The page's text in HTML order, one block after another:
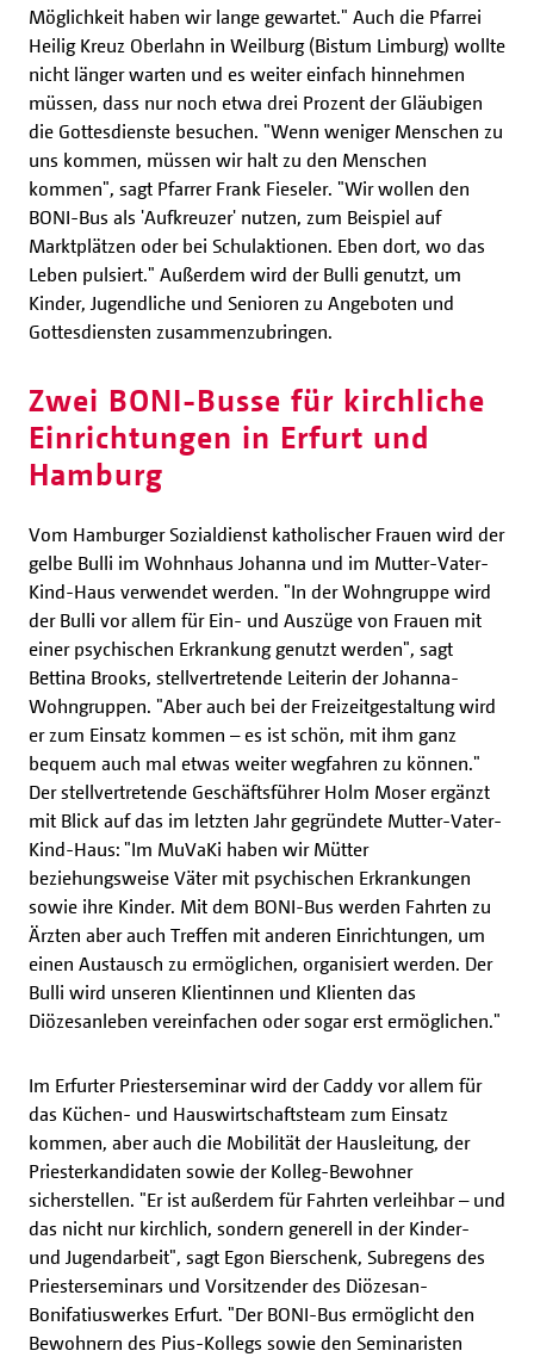
Möglichkeit haben wir lange gewartet." Auch die Pfarrei
Heilig Kreuz Oberlahn in Weilburg (Bistum Limburg) wollte
nicht länger warten und es weiter einfach hinnehmen
müssen, dass nur noch etwa drei Prozent der Gläubigen
die Gottesdienste besuchen. "Wenn weniger Menschen zu
uns kommen, müssen wir halt zu den Menschen
kommen", sagt Pfarrer Frank Fieseler. "Wir wollen den
BONI-Bus als 'Aufkreuzer' nutzen, zum Beispiel auf
Marktplätzen oder bei Schulaktionen. Eben dort, wo das
Leben pulsiert." Außerdem wird der Bulli genutzt, um
Kinder, Jugendliche und Senioren zu Angeboten und
Gottesdiensten zusammenzubringen.
Zwei BONI-Busse für kirchliche
Einrichtungen in Erfurt und
Hamburg
Vom Hamburger Sozialdienst katholischer Frauen wird der
gelbe Bulli im Wohnhaus Johanna und im Mutter-Vater-
Kind-Haus verwendet werden. "In der Wohngruppe wird
der Bulli vor allem für Ein- und Auszüge von Frauen mit
einer psychischen Erkrankung genutzt werden", sagt
Bettina Brooks, stellvertretende Leiterin der Johanna-
Wohngruppen. "Aber auch bei der Freizeitgestaltung wird
er zum Einsatz kommen – es ist schön, mit ihm ganz
bequem auch mal etwas weiter wegfahren zu können."
Der stellvertretende Geschäftsführer Holm Moser ergänzt
mit Blick auf das im letzten Jahr gegründete Mutter-Vater-
Kind-Haus: "Im MuVaKi haben wir Mütter
beziehungsweise Väter mit psychischen Erkrankungen
sowie ihre Kinder. Mit dem BONI-Bus werden Fahrten zu
Ärzten aber auch Treffen mit anderen Einrichtungen, um
einen Austausch zu ermöglichen, organisiert werden. Der
Bulli wird unseren Klientinnen und Klienten das
Diözesanleben vereinfachen oder sogar erst ermöglichen."
Im Erfurter Priesterseminar wird der Caddy vor allem für
das Küchen- und Hauswirtschaftsteam zum Einsatz
kommen, aber auch die Mobilität der Hausleitung, der
Priesterkandidaten sowie der Kolleg-Bewohner
sicherstellen. "Er ist außerdem für Fahrten verleihbar – und
das nicht nur kirchlich, sondern generell in der Kinder-
und Jugendarbeit", sagt Egon Bierschenk, Subregens des
Priesterseminars und Vorsitzender des Diözesan-
Bonifatiuswerkes Erfurt. "Der BONI-Bus ermöglicht den
Bewohnern des Pius-Kollegs sowie den Seminaristen